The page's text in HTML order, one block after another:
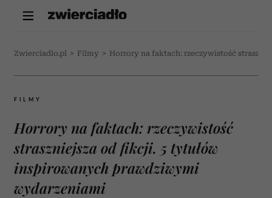
Zwierciadlo.pl > Filmy > Horrory na faktach: rzeczywistość
FILMY
Horrory na faktach: rzeczywistość
straszniejsza od fikcji. 5 tytułów
inspirowanych prawdziwymi
wydarzeniami